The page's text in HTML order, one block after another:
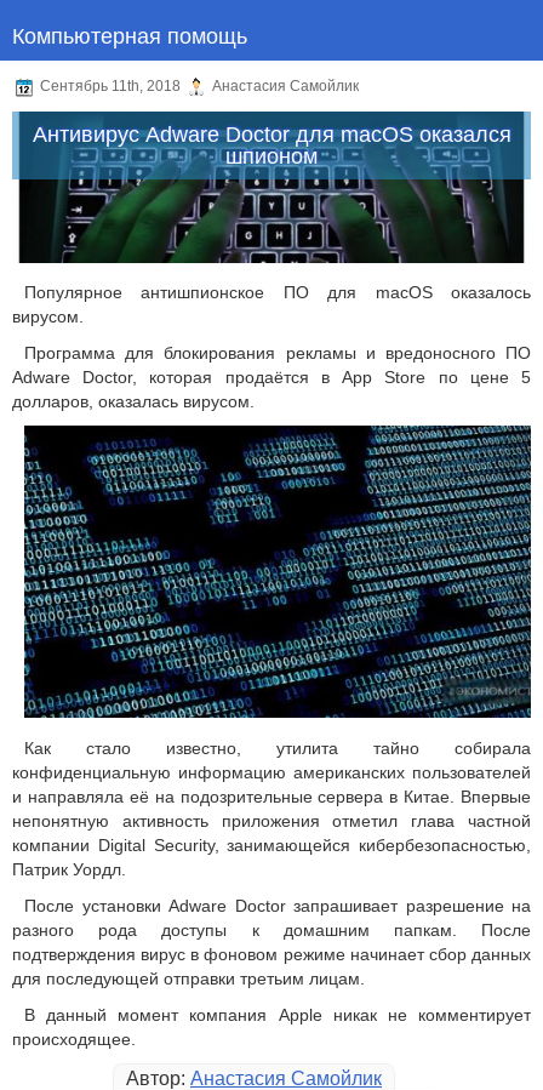
Компьютерная помощь
Сентябрь 11th, 2018 Анастасия Самойлик
Антивирус Adware Doctor для macOS оказался
шпионом
Популярное антишпионское ПО для macOS оказалось
вирусом.
Программа для блокирования рекламы и вредоносного ПО
Adware Doctor, которая продаётся в App Store по цене 5
долларов, оказалась вирусом.
Как стало известно, утилита тайно собирала
конфиденциальную информацию американских пользователей
и направляла её на подозрительные сервера в Китае. Впервые
непонятную активность приложения отметил глава частной
компании Digital Security, занимающейся кибербезопасностью,
Патрик Уордл.
После установки Adware Doctor запрашивает разрешение на
разного рода доступы к домашним папкам. После
подтверждения вирус в фоновом режиме начинает сбор данных
для последующей отправки третьим лицам.
В данный момент компания Apple никак не комментирует
происходящее.
Автор: Анастасия Самойлик